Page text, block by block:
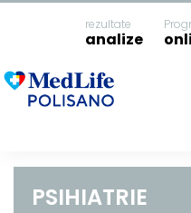
rezultate
analize
PSIHIATRIE